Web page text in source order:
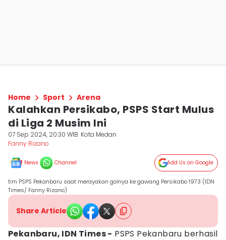
Home Sport Arena
Kalahkan Persikabo, PSPS Start Mulus
di Liga 2 Musim Ini
07 Sep 2024, 20:30 WIB Kota Medan
Fanny Rizano
News Channel Add Us on Google
tim PSPS Pekanbaru saat merayakan golnya ke gawang Persikabo 1973 (IDN
Times/ Fanny Rizano)
Share Article
Pekanbaru, IDN Times - PSPS Pekanbaru berhasil